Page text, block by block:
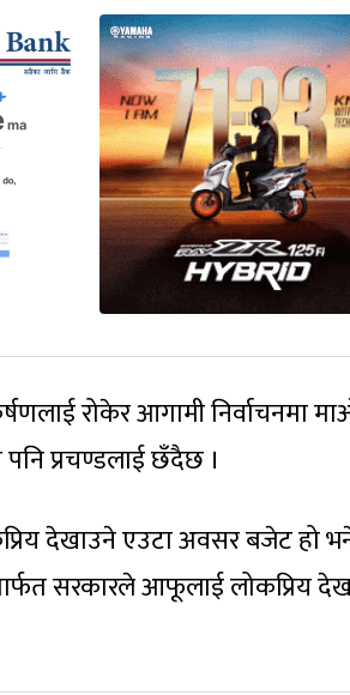
रोकेर आगामी निर्वाचनमा
पनि प्रचण्डलाई छँदैछ ।
देखाउने एउटा अवसर बजेट हो
सरकारले आफूलाई लोकप्रिय